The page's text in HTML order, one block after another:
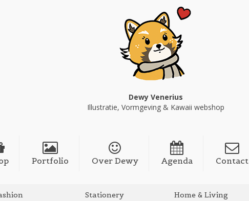
Dewy Venerius
Illustratie, Vormgeving & Kawaii webshop
Portfolio Over Dewy Agenda Contact
Stationery Home & Living